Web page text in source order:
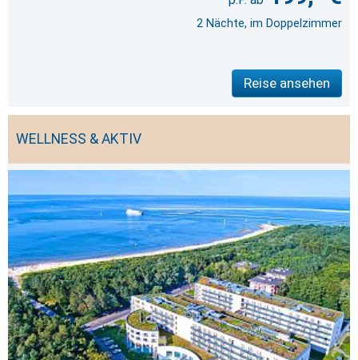
2 Nächte, im Doppelzimmer
Reise ansehen
WELLNESS & AKTIV